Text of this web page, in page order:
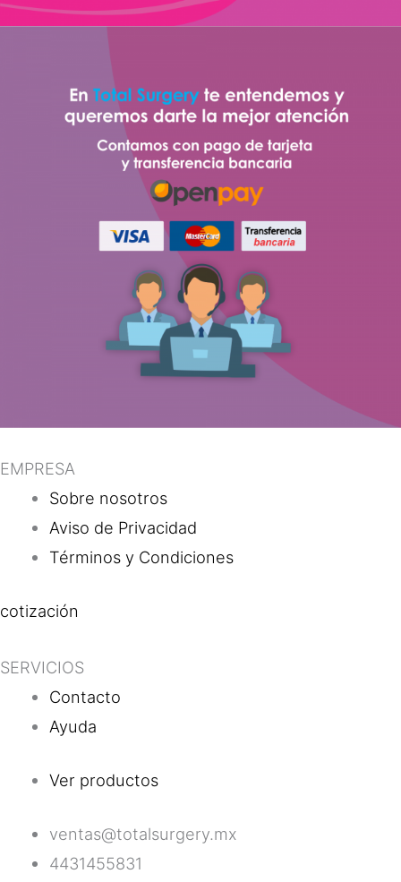
EMPRESA
Sobre nosotros
Aviso de Privacidad
Términos y Condiciones
cotización
SERVICIOS
Contacto
Ayuda
Ver productos
ventas@totalsurgery.mx
4431455831